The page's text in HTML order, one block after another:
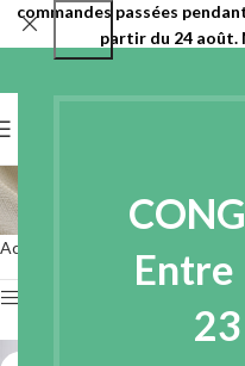
Entre
Accueil
commandes passées
partir du 24 août.